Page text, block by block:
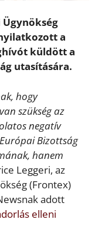
a
küldött a
utasítására.
hogy
szükség az
negatív
Bizottság
hanem
Leggeri, az
(Frontex)
adott
elleni